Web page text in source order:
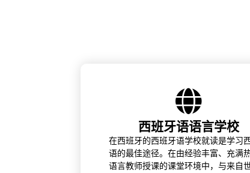
西班牙语语言学校
在西班牙的西班牙语学校就读是学习
语的最佳途径。在由经验丰富、充满
语言教师授课的课堂环境中，与来自